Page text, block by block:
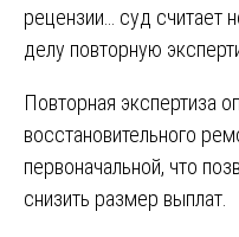
рецензии… суд считает
делу повторную
Повторная экспертиза
восстановительного
первоначальной, что
снизить размер выплат.